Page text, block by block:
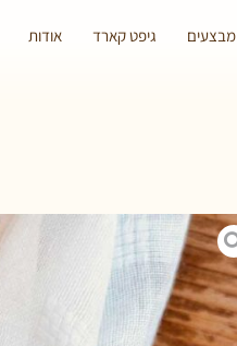
מבצעים גיפט קארד אודות